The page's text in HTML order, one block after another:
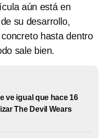
aún está en
su desarrollo,
hasta dentro
sale bien.
ve igual que hace 16
The Devil Wears